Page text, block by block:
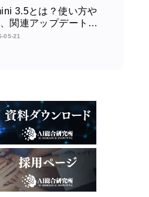
3.5とは？使い方や
関連アップデートを
説！
05-21